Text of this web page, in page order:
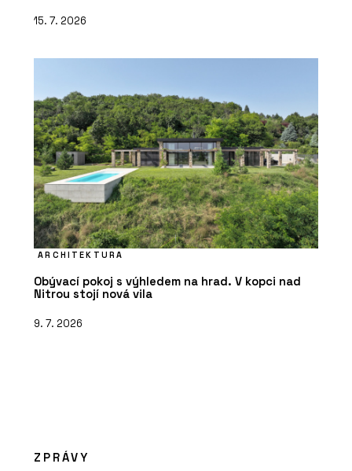
15. 7. 2026
ARCHITEKTURA
Obývací pokoj s výhledem na hrad. V kopci nad
Nitrou stojí nová vila
9. 7. 2026
ZPRÁVY